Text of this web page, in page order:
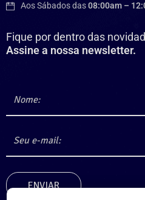
Aos Sábados das08:00am –
Fique por dentro das
Assine a nossa newsletter.